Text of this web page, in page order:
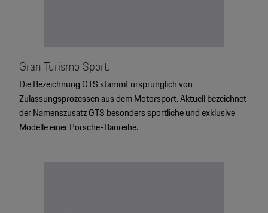
Gran Turismo Sport.
Die Bezeichnung GTS stammt ursprünglich von
Zulassungsprozessen aus dem Motorsport. Aktuell bezeichnet
der Namenszusatz GTS besonders sportliche und exklusive
Modelle einer Porsche-Baureihe.